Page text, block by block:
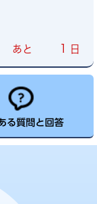
あと 1 日
る質問と回答